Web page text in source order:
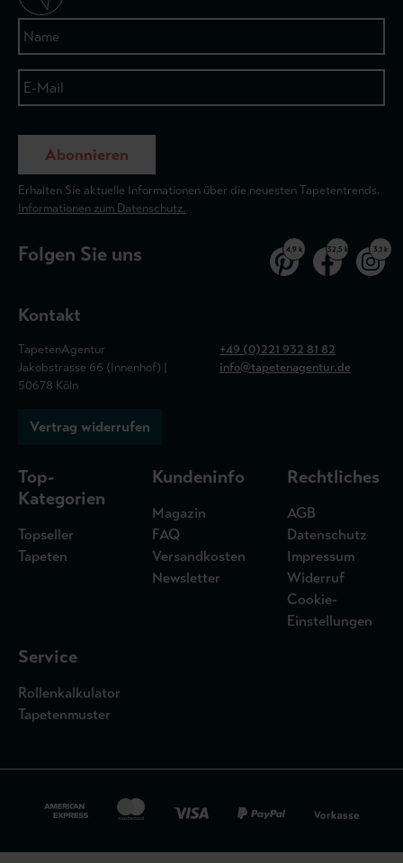
Abonnieren
Erhalten Sie aktuelle Informationen über die neuesten Tapetentrends.
Informationen zum Datenschutz.
Folgen Sie uns 4,9 k 32,5 k 3,1 k
Kontakt
TapetenAgentur
Jakobstrasse 66 (Innenhof) |
50678 Köln
+49 (0)221 932 81 82
info@tapetenagentur.de
Vertrag widerrufen
Top-
Kategorien
Topseller
Tapeten
Kundeninfo
Magazin
FAQ
Versandkosten
Newsletter
Rechtliches
AGB
Datenschutz
Impressum
Widerruf
Cookie-
Einstellungen
Service
Rollenkalkulator
Tapetenmuster